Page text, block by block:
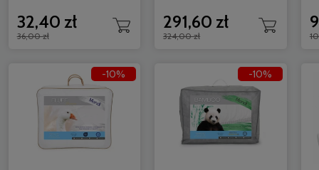
KLARA Poszewka Jedwabna 50x60
Niebieska
24 godziny
239,00 zł
IDEALNY
531,00
32,40 zł
36,00 zł
291,60 zł
324,00 zł
-10% -10%